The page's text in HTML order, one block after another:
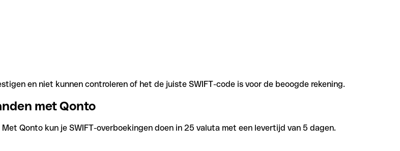
en niet kunnen controleren of het de juiste SWIFT-code is voor de beoogde rekening.
met Qonto
Qonto kun je SWIFT-overboekingen doen in 25 valuta met een levertijd van 5 dagen.